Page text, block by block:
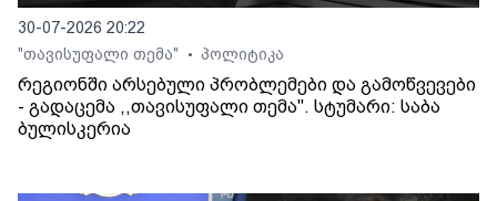
30-07-2026 20:22
"თავისუფალი თემა"
• პოლიტიკა
რეგიონში არსებული პრობლემები და გამოწვევები
- გადაცემა ,,თავისუფალი თემა". სტუმარი: საბა
ბულისკერია